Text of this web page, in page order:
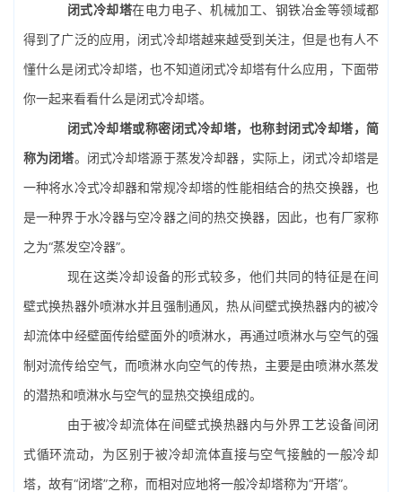
闭式冷却塔在电力电子、机械加工、钢铁冶金等领域都
得到了广泛的应用，闭式冷却塔越来越受到关注，但是也有人不
懂什么是闭式冷却塔，也不知道闭式冷却塔有什么应用，下面带
你一起来看看什么是闭式冷却塔。
闭式冷却塔或称密闭式冷却塔，也称封闭式冷却塔，简
称为闭塔。闭式冷却塔源于蒸发冷却器，实际上，闭式冷却塔是
一种将水冷式冷却器和常规冷却塔的性能相结合的热交换器，也
是一种界于水冷器与空冷器之间的热交换器，因此，也有厂家称
之为“蒸发空冷器”。
现在这类冷却设备的形式较多，他们共同的特征是在间
壁式换热器外喷淋水并且强制通风，热从间壁式换热器内的被冷
却流体中经壁面传给壁面外的喷淋水，再通过喷淋水与空气的强
制对流传给空气，而喷淋水向空气的传热，主要是由喷淋水蒸发
的潜热和喷淋水与空气的显热交换组成的。
由于被冷却流体在间壁式换热器内与外界工艺设备间闭
式循环流动，为区别于被冷却流体直接与空气接触的一般冷却
塔，故有“闭塔”之称，而相对应地将一般冷却塔称为“开塔”。